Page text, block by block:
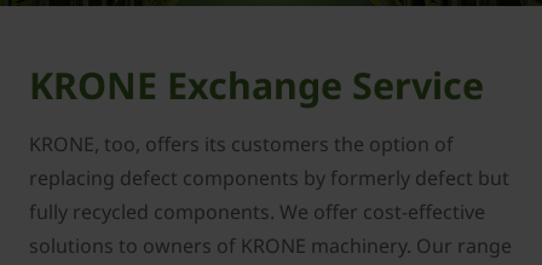
KRONE Exchange Service
KRONE, too, offers its customers the option of
replacing defect components by formerly defect but
fully recycled components. We offer cost-effective
solutions to owners of KRONE machinery. Our range